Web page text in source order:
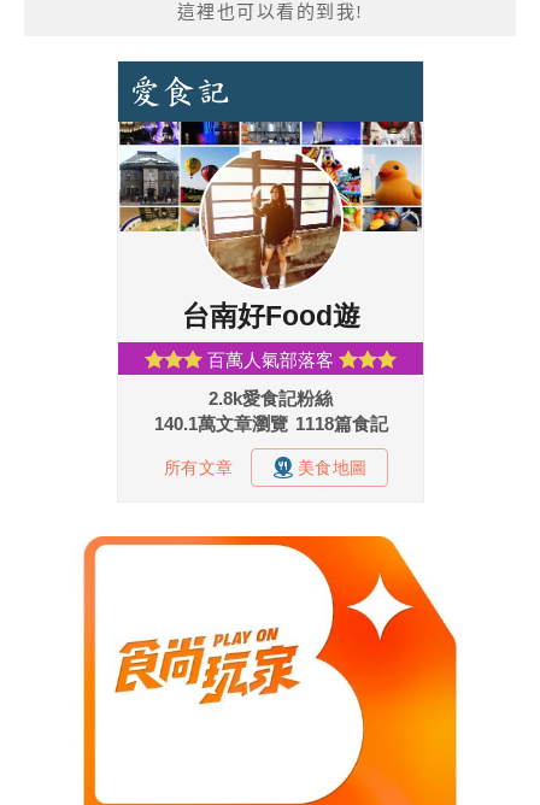
這裡也可以看的到我!